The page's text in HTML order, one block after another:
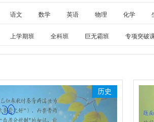
语文 数学 英语 物理 化学
上学期班 全科班 巨无霸班 专项突破
历史